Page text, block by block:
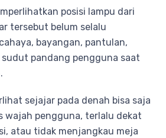
posisi lampu dari
tersebut belum selalu
bayangan, pantulan,
pandang pengguna saat
sejajar pada denah bisa saja
wajah pengguna, terlalu dekat
atau tidak menjangkau meja